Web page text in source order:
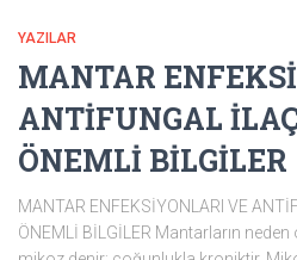
YAZILAR
MANTAR
ANTİFUNGAL
ÖNEMLİ BİLGİLER
MANTAR ENFEKSİYONLARI VE
ÖNEMLİ BİLGİLER Mantarların